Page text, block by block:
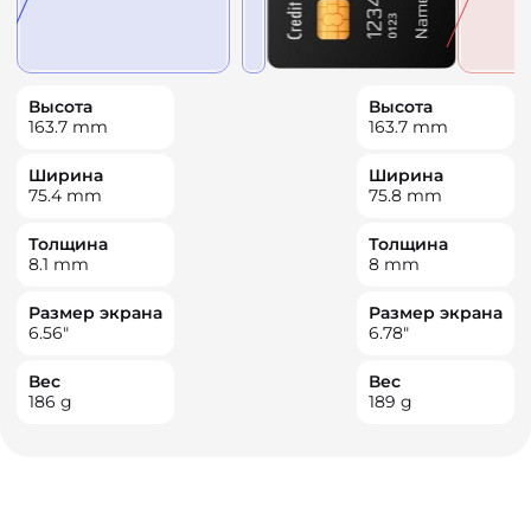
Высота
163.7 mm
Ширина
75.4 mm
Толщина
8.1 mm
Размер экрана
6.56"
Вес
186 g
Высота
163.7 mm
Ширина
75.8 mm
Толщина
8 mm
Размер экрана
6.78"
Вес
189 g